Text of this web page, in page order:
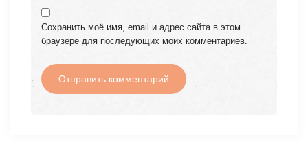
Сохранить моё имя, email и адрес сайта в этом
браузере для последующих моих комментариев.